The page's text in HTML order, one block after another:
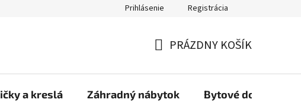
Reklamačný poriadok, Záručné podmienky Reklamačný formulár
Prihlásenie Registrácia
KOŠÍK
PRÁZDNY KOŠÍK
a kreslá Záhradný nábytok Bytové doplnky